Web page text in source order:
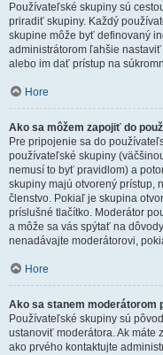
Používateľské skupiny sú
priradiť skupiny. Každý
skupine môže byť definovaný
administrátorom ľahšie
alebo im dať prístup na
Hore
Ako sa môžem zapojiť do
Pre pripojenie sa do
používateľské skupiny
nemusí to byť pravidlom) a
skupiny majú otvorený prístup,
členstvo. Pokiaľ je skupina
príslušné tlačítko. Moderátor
a môže sa vás spýtať na
nenadávajte moderátorovi,
Hore
Ako sa stanem moderátorom
Používateľské skupiny sú
ustanoviť moderátora. Ak máte
ako prvého kontaktujte